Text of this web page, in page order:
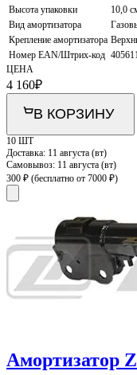
Высота упаковки
10,0
Вид амортизатора
Крепление амортизатора
Номер EAN/Штрих-код
ЦЕНА
4 160₽
В КОРЗИНУ
10 ШТ
Доставка: 11 августа (вт)
Самовывоз: 11 августа (вт)
300 ₽ (бесплатно от 7000 ₽)
Амортизатор